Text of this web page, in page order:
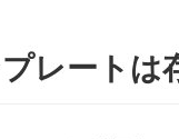
レートは